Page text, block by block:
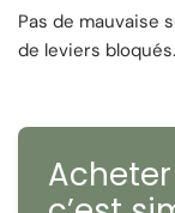
Pas de mauvaise
de leviers bloqués.